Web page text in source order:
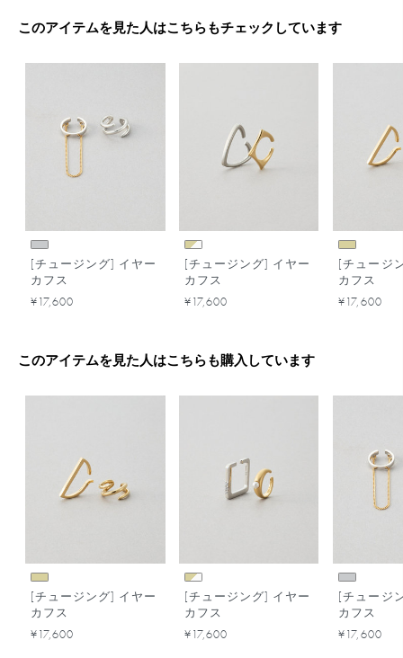
このアイテムを見た人はこちらもチェックしています
[チュージング] イヤー
カフス
¥17,600
[チュージング] イヤー
カフス
¥17,600
[チュージ
カフス
¥17,600
このアイテムを見た人はこちらも購入しています
[チュージング] イヤー
カフス
¥17,600
[チュージング] イヤー
カフス
¥17,600
[チュージ
カフス
¥17,600